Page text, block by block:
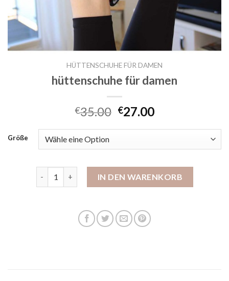
HÜTTENSCHUHE FÜR DAMEN
hüttenschuhe für damen
€35.00 €27.00
Größe
IN DEN WARENKORB